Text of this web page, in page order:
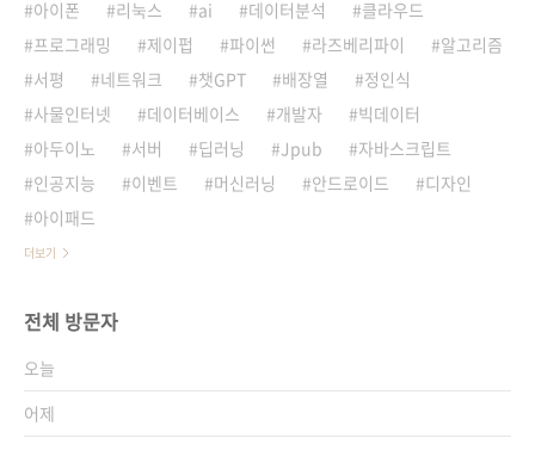
아이폰 리눅스 ai 데이터분석
클라우드
프로그래밍
제이펍 파이썬 라즈베리파이
알고리즘
서평
네트워크 챗GPT 배장열
정인식
사물인터넷
데이터베이스 개발자
빅데이터
아두이노
서버 딥러닝 Jpub
자바스크립트
인공지능
이벤트 머신러닝 안드로이드
디자인
아이패드
더보기
전체 방문자
오늘
어제